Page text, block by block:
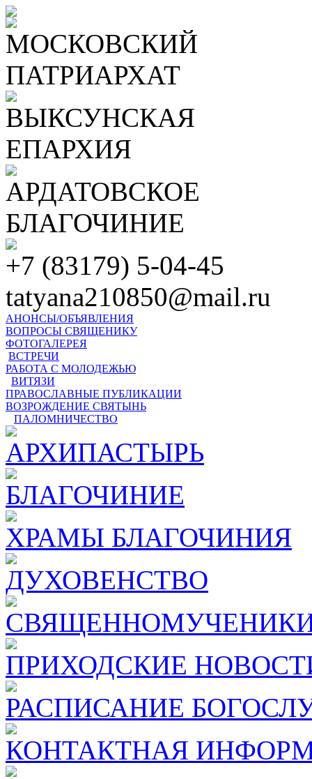
МОСКОВСКИЙ
ПАТРИАРХАТ
ВЫКСУНСКАЯ
ЕПАРХИЯ
АРДАТОВСКОЕ
БЛАГОЧИНИЕ
+7 (83179) 5-04-45
tatyana210850@mail.ru
АНОНСЫ/ОБЪЯВЛЕНИЯ
ВОПРОСЫ СВЯЩЕНИКУ
ФОТОГАЛЕРЕЯ
ВСТРЕЧИ
РАБОТА С МОЛОДЕЖЬЮ
ВИТЯЗИ
ПРАВОСЛАВНЫЕ ПУБЛИКАЦИИ
ВОЗРОЖДЕНИЕ СВЯТЫНЬ
ПАЛОМНИЧЕСТВО
АРХИПАСТЫРЬ
БЛАГОЧИНИЕ
ХРАМЫ БЛАГОЧИНИЯ
ДУХОВЕНСТВО
ПРИХОДСКИЕ
РАСПИСАНИЕ
КОНТАКТНАЯ